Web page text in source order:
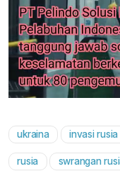
ukraina invasi rusia
rusia swrangan